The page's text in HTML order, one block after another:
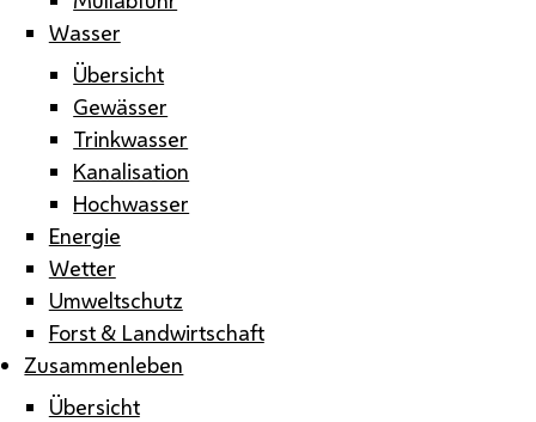
Wasser
Übersicht
Gewässer
Trinkwasser
Kanalisation
Hochwasser
Energie
Wetter
Umweltschutz
Forst & Landwirtschaft
Zusammenleben
Übersicht